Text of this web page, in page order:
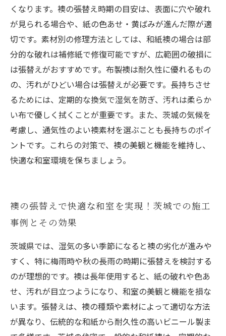
くなります。襖の張替え時期の目安は、表面に穴や破れ
が見られる場合や、紙の色あせ・黄ばみが進んだ際が適
切です。素材別の修理方法としては、和紙襖の場合は部
分的な破れは補修紙で修復可能ですが、広範囲の破損に
は張替えがおすすめです。布製襖は耐久性に優れるもの
の、汚れがひどい場合は張替えが必要です。長持ちさせ
るためには、定期的な換気で湿気を防ぎ、汚れは柔らか
い布で優しく拭くことが重要です。また、茨城の気候を
考慮し、通気性のよい襖素材を選ぶことも長持ちのポイ
ントです。これらの対策で、襖の美観と機能を維持し、
快適な和室環境を保ちましょう。
襖の張替えで快適な和室を実現！茨城での施工
事例とその効果
茨城県では、湿気の多い季節になると襖の劣化が進みや
すく、特に梅雨時や秋の長雨の時期に張替えを検討する
のが理想的です。襖は長年使用すると、紙の破れや色あ
せ、汚れが目立つようになり、和室の美観と機能を損な
います。張替えは、襖の種類や素材によって適切な方法
が異なり、伝統的な和紙から耐久性の高いビニール製ま